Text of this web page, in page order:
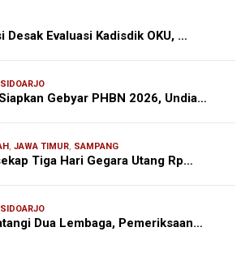
Desak Evaluasi Kadisdik OKU, …
SIDOARJO
Gebyar PHBN 2026, Undia…
, JAWA TIMUR, SAMPANG
Tiga Hari Gegara Utang Rp…
SIDOARJO
Dua Lembaga, Pemeriksaan…